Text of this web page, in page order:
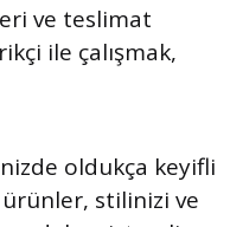
ve teslimat
ile çalışmak,
oldukça keyifli
stilinizi ve